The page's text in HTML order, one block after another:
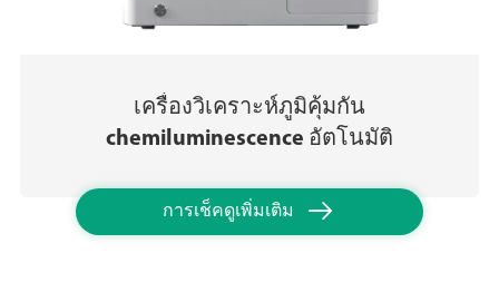
เครื่องวิเคราะห์ภูมิคุ้มกัน
chemiluminescence อัตโนมัติ
การเช็คดูเพิ่มเติม 